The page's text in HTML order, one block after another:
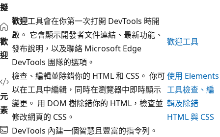
擬
歡
迎
歡迎工具會在你第一次打開 DevTools 時開
啟。 它會顯示開發者文件連結、最新功能、
發布說明，以及聯絡 Microsoft Edge
DevTools 團隊的選項。
歡迎工具
元
素
檢查、編輯並除錯你的 HTML 和 CSS。 你可
以在工具中編輯，同時在瀏覽器中即時顯示
變更。 用 DOM 樹除錯你的 HTML，檢查並
修改網頁的 CSS。
使用 Elements
工具檢查、編
輯及除錯
HTML 與 CSS
DevTools 內建一個智慧且豐富的指令列。